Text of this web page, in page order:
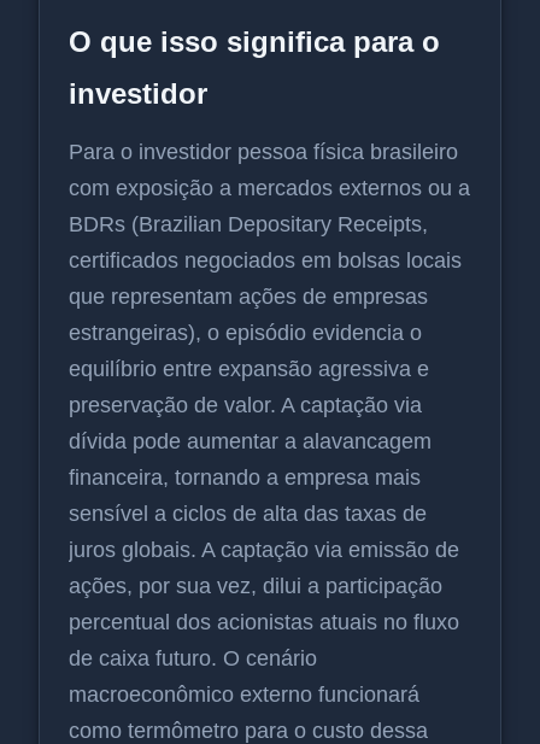
O que isso significa para o
investidor
Para o investidor pessoa física brasileiro
com exposição a mercados externos ou a
BDRs (Brazilian Depositary Receipts,
certificados negociados em bolsas locais
que representam ações de empresas
estrangeiras), o episódio evidencia o
equilíbrio entre expansão agressiva e
preservação de valor. A captação via
dívida pode aumentar a alavancagem
financeira, tornando a empresa mais
sensível a ciclos de alta das taxas de
juros globais. A captação via emissão de
ações, por sua vez, dilui a participação
percentual dos acionistas atuais no fluxo
de caixa futuro. O cenário
macroeconômico externo funcionará
como termômetro para o custo dessa